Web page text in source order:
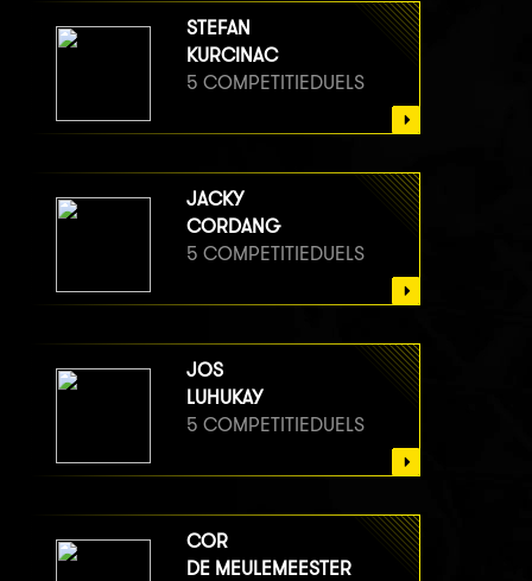
STEFAN
KURCINAC
5 COMPETITIEDUELS
JACKY
CORDANG
5 COMPETITIEDUELS
JOS
LUHUKAY
5 COMPETITIEDUELS
COR
DE MEULEMEESTER